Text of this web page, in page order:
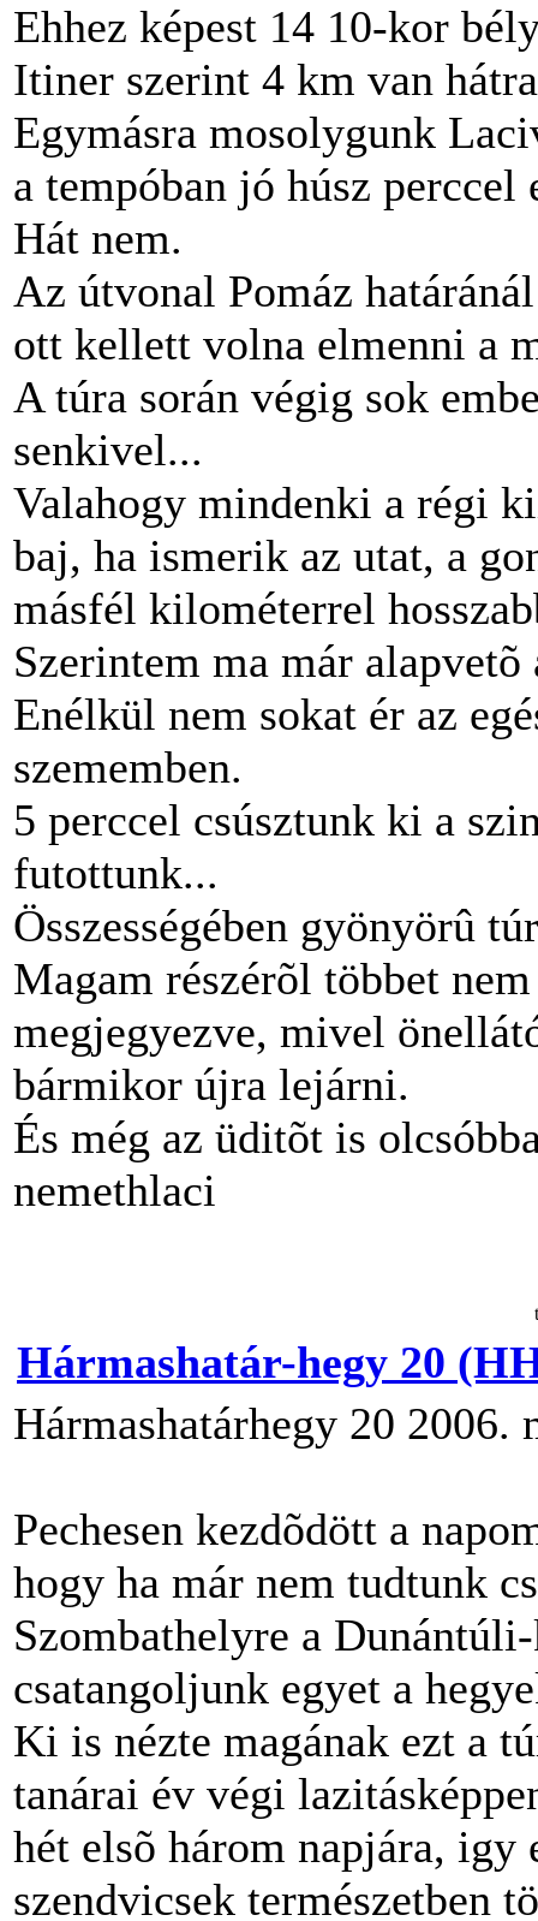
Ehhez képest 14 10-kor
Itiner szerint 4 km van
Egymásra mosolygunk
a tempóban jó húsz perccel
Hát nem.
Az útvonal Pomáz
ott kellett volna elmenni a
A túra során végig sok
senkivel...
Valahogy mindenki a régi
baj, ha ismerik az utat, a
másfél kilométerrel
Szerintem ma már
Enélkül nem sokat ér az
szememben.
5 perccel csúsztunk ki a
futottunk...
Összességében gyönyörû
Magam részérõl többet
megjegyezve, mivel
bármikor újra lejárni.
És még az üditõt is
nemethlaci
Hármashatár-hegy 20
Hármashatárhegy 20 2006.
Pechesen kezdõdött a
hogy ha már nem tudtunk
Szombathelyre a
csatangoljunk egyet a
Ki is nézte magának ezt a
tanárai év végi
hét elsõ három napjára,
szendvicsek természetben